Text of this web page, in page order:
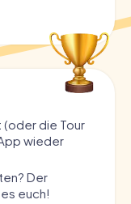
(oder die Tour
wieder
Der
euch!